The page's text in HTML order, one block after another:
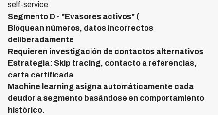
self-service
Segmento D - "Evasores activos" (
Bloquean números, datos incorrectos
deliberadamente
Requieren investigación de contactos alternativos
Estrategia: Skip tracing, contacto a referencias,
carta certificada
Machine learning asigna automáticamente cada
deudor a segmento basándose en comportamiento
histórico.